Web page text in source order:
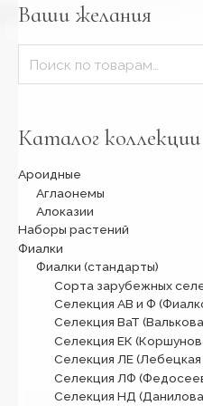
Ваши желания
ь
:
Каталог коллекции
Ароидные
Аглаонемы
Алоказии
Наборы растений
Фиалки
Фиалки (стандарты)
Сорта зарубежных
Селекция АВ и Ф
Селекция ВаТ
Селекция ЕК
Селекция ЛЕ (Лебецкая
Селекция ЛФ
Селекция НД